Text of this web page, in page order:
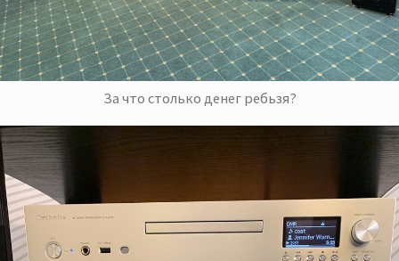
За что столько денег ребьзя?